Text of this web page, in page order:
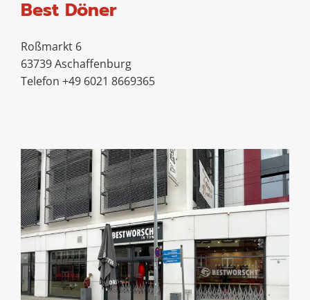
Best Döner
Roßmarkt 6
63739 Aschaffenburg
Telefon +49 6021 8669365